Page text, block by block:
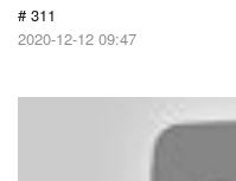
# 311
2020-12-12 09:47